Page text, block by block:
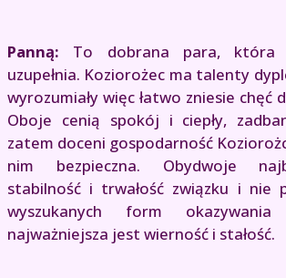
Panną: To dobrana para, która
uzupełnia. Koziorożec ma talenty
wyrozumiały więc łatwo zniesie chęć
Oboje cenią spokój i ciepły,
zatem doceni gospodarność
nim bezpieczna. Obydwoje
stabilność i trwałość związku i nie
wyszukanych form
najważniejsza jest wierność i stałość.